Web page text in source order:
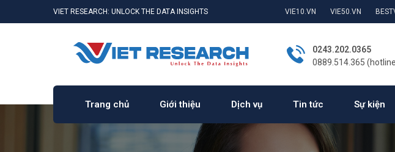
VIET RESEARCH: UNLOCK THE DATA INSIGHTS VIE10.VN VIE50.VN
0243.202.0365
0889.514.365
Trang chủ Giới thiệu Dịch vụ Tin tức Sự kiện